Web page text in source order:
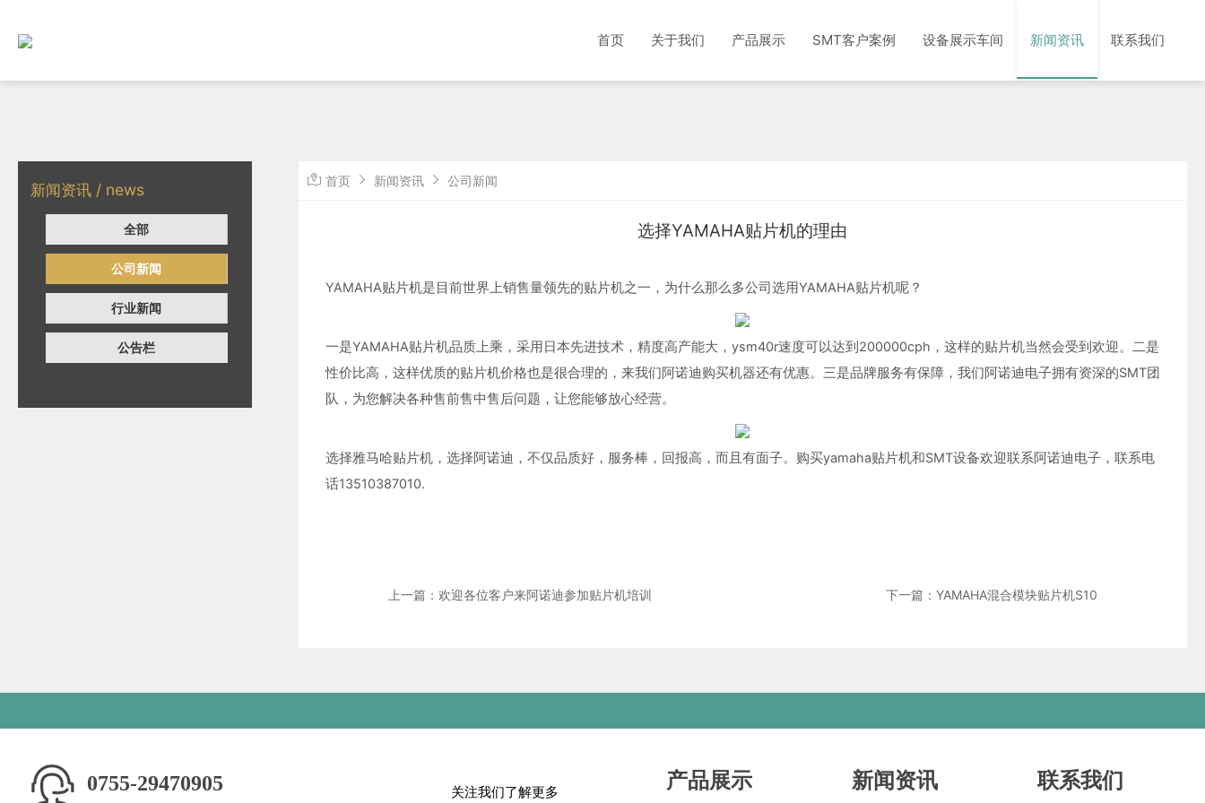
首页 关于我们 产品展示 SMT客户案例 设备展示车间 新闻资讯 联系我们
新闻资讯 / news
全部
公司新闻
行业新闻
公告栏
首页 新闻资讯 公司新闻
选择YAMAHA贴片机的理由
YAMAHA贴片机是目前世界上销售量领先的贴片机之一，为什么那么多公司选用YAMAHA贴片机呢？
一是YAMAHA贴片机品质上乘，采用日本先进技术，精度高产能大，ysm40r速度可以达到200000cph，这样的贴片机当然会受到欢迎。二是
性价比高，这样优质的贴片机价格也是很合理的，来我们阿诺迪购买机器还有优惠。三是品牌服务有保障，我们阿诺迪电子拥有资深的SMT团
队，为您解决各种售前售中售后问题，让您能够放心经营。
选择雅马哈贴片机，选择阿诺迪，不仅品质好，服务棒，回报高，而且有面子。购买yamaha贴片机和SMT设备欢迎联系阿诺迪电子，联系电
话13510387010.
上一篇：欢迎各位客户来阿诺迪参加贴片机培训 下一篇：YAMAHA混合模块贴片机S10
0755-29470905 关注我们了解更多 产品展示 新闻资讯 联系我们